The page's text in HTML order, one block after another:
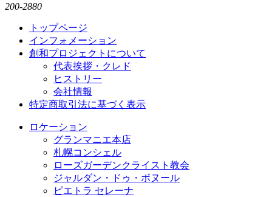
200-2880
トップページ
インフォメーション
創和プロジェクトについて
代表挨拶・クレド
ヒストリー
会社情報
特定商取引法に基づく表示
ロケーション
グランマニエ本店
札幌コンシェル
ローズガーデンクライスト教会
ジャルダン・ドゥ・ボヌール
ピエトラ セレーナ